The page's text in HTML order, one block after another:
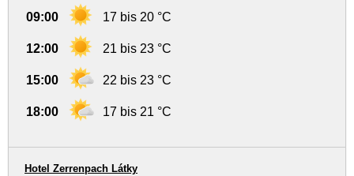
09:00 17 bis 20 °C
12:00 21 bis 23 °C
15:00 22 bis 23 °C
18:00 17 bis 21 °C
Hotel Zerrenpach Látky